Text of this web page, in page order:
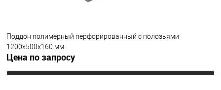
Поддон полимерный перфорированный с полозьями
1200х500х160 мм
Цена по запросу